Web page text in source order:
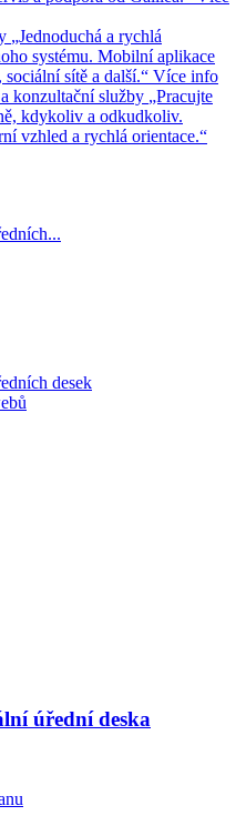
„Jednoduchá a rychlá
systému. Mobilní aplikace
sítě a další.“ Více info
konzultační služby „Pracujte
kdykoliv a odkudkoliv.
vzhled a rychlá orientace.“
desek
úřední deska